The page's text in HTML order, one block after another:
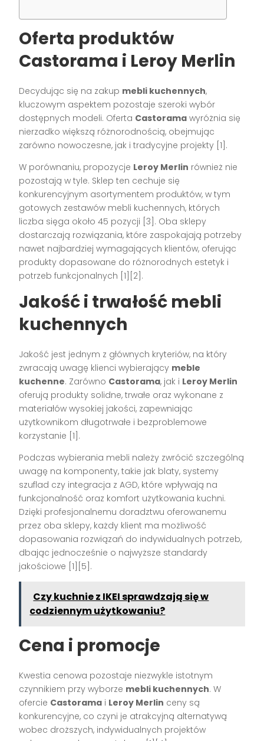
Oferta produktów
Castorama i Leroy Merlin
Decydując się na zakup mebli kuchennych,
kluczowym aspektem pozostaje szeroki wybór
dostępnych modeli. Oferta Castorama wyróżnia się
nierzadko większą różnorodnością, obejmując
zarówno nowoczesne, jak i tradycyjne projekty [1].
W porównaniu, propozycje Leroy Merlin również nie
pozostają w tyle. Sklep ten cechuje się
konkurencyjnym asortymentem produktów, w tym
gotowych zestawów mebli kuchennych, których
liczba sięga około 45 pozycji [3]. Oba sklepy
dostarczają rozwiązania, które zaspokajają potrzeby
nawet najbardziej wymagających klientów, oferując
produkty dopasowane do różnorodnych estetyk i
potrzeb funkcjonalnych [1][2].
Jakość i trwałość mebli
kuchennych
Jakość jest jednym z głównych kryteriów, na który
zwracają uwagę klienci wybierający meble
kuchenne. Zarówno Castorama, jak i Leroy Merlin
oferują produkty solidne, trwałe oraz wykonane z
materiałów wysokiej jakości, zapewniając
użytkownikom długotrwałe i bezproblemowe
korzystanie [1].
Podczas wybierania mebli należy zwrócić szczególną
uwagę na komponenty, takie jak blaty, systemy
szuflad czy integracja z AGD, które wpływają na
funkcjonalność oraz komfort użytkowania kuchni.
Dzięki profesjonalnemu doradztwu oferowanemu
przez oba sklepy, każdy klient ma możliwość
dopasowania rozwiązań do indywidualnych potrzeb,
dbając jednocześnie o najwyższe standardy
jakościowe [1][5].
Czy kuchnie z IKEI sprawdzają się w
codziennym użytkowaniu?
Cena i promocje
Kwestia cenowa pozostaje niezwykle istotnym
czynnikiem przy wyborze mebli kuchennych. W
ofercie Castorama i Leroy Merlin ceny są
konkurencyjne, co czyni je atrakcyjną alternatywą
wobec droższych, indywidualnych projektów